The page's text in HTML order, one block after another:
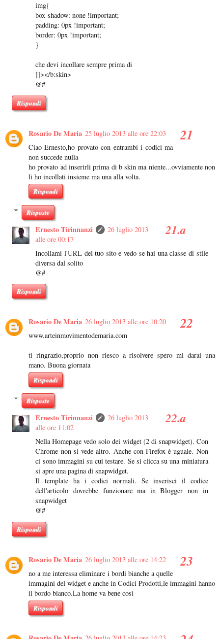
img{
box-shadow: none !important;
padding: 0px !important;
border: 0px !important;
}
che devi incollare sempre prima di
]]></b:skin>
@#
Rispondi
Rosario De Maria 25 luglio 2013 alle ore 22:03
Ciao Ernesto,ho provato con entrambi i codici ma
non succede nulla
ho provato ad inserirli prima di b skin ma niente...ovviamente non
li ho incollati insieme ma una alla volta.
Rispondi
Risposte
Ernesto Tirinnanzi
26 luglio 2013
alle ore 00:17
Incollami l'URL del tuo sito e vedo se hai una classe di stile
diversa dal solito
@#
Rispondi
Rosario De Maria 26 luglio 2013 alle ore 10:20
www.arteinmovimentodemaria.com
ti ringrazio,proprio non riesco a risolvere spero mi darai una
mano. Buona giornata
Rispondi
Risposte
Ernesto Tirinnanzi
26 luglio 2013
alle ore 11:02
Nella Homepage vedo solo dei widget (2 di snapwidget). Con
Chrome non si vede altro. Anche con Firefox è uguale. Non
ci sono immagini su cui testare. Se si clicca su una miniatura
si apre una pagina di snapwidget.
Il template ha i codici normali. Se inserisci il codice
dell'articolo dovrebbe funzionare ma in Blogger non in
snapwidget
@#
Rispondi
Rosario De Maria 26 luglio 2013 alle ore 14:22
no a me interessa eliminare i bordi bianche a quelle
immagini del widget e anche in Codici Prodotti,le immagini hanno
il bordo bianco.La home va bene così
Rispondi